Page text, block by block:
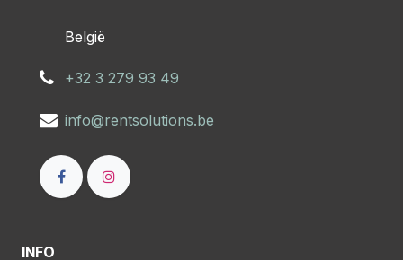
​België
+32 3 279 93 49
info@rentsolutions.be
INFO